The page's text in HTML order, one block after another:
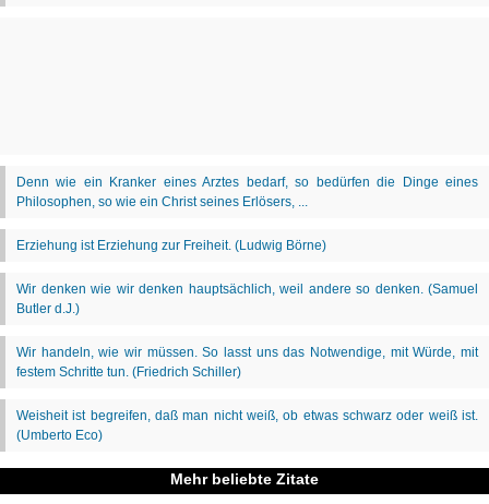
Mehr beliebte Zitate